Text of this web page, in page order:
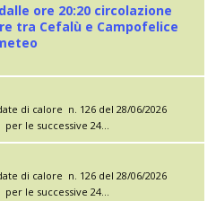
ore 20:20 circolazione
tra Cefalù e Campofelice
di calore n. 126 del 28/06/2026
le successive 24...
di calore n. 126 del 28/06/2026
le successive 24...